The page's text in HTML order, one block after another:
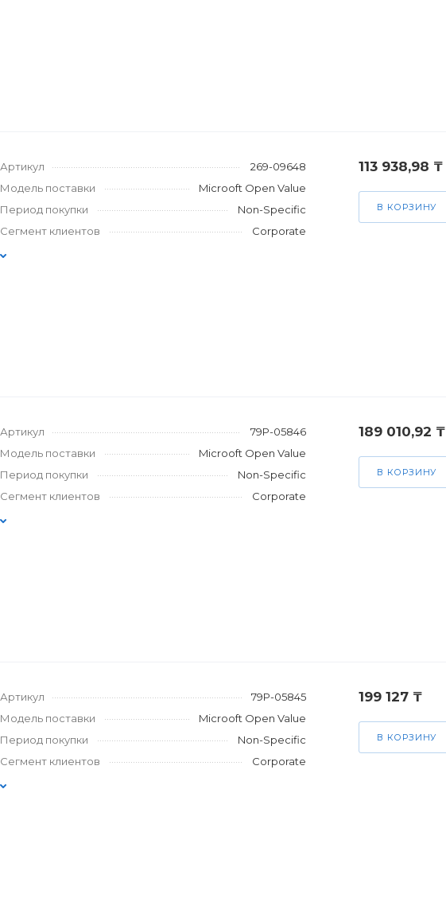
Артикул
269-09648
Модель поставки
Microoft Open Value
Период покупки
Non-Specific
Сегмент клиентов
Corporate
113 938,98 ₸
В КОРЗИНУ
Артикул
79P-05846
Модель поставки
Microoft Open Value
Период покупки
Non-Specific
Сегмент клиентов
Corporate
189 010,92 ₸
В КОРЗИНУ
Артикул
79P-05845
Модель поставки
Microoft Open Value
Период покупки
Non-Specific
Сегмент клиентов
Corporate
199 127 ₸
В КОРЗИНУ